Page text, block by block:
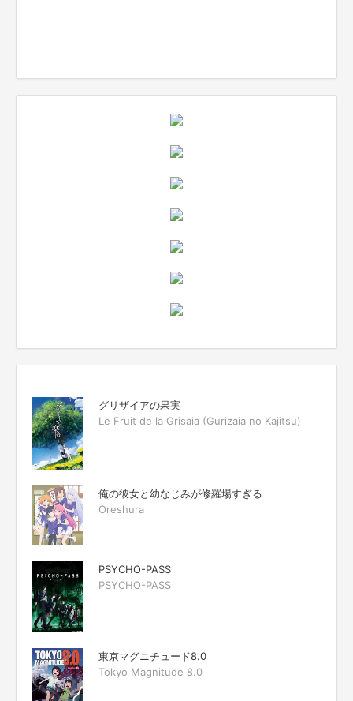
グリザイアの果実
Le Fruit de la Grisaia (Gurizaia no Kajitsu)
俺の彼女と幼なじみが修羅場すぎる
Oreshura
PSYCHO-PASS
PSYCHO-PASS
東京マグニチュード8.0
Tokyo Magnitude 8.0